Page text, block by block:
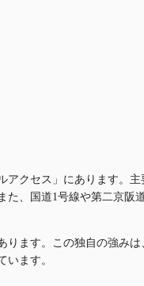
クセス」にあります。
、国道1号線や第二京阪
ます。この独自の強み
ます。